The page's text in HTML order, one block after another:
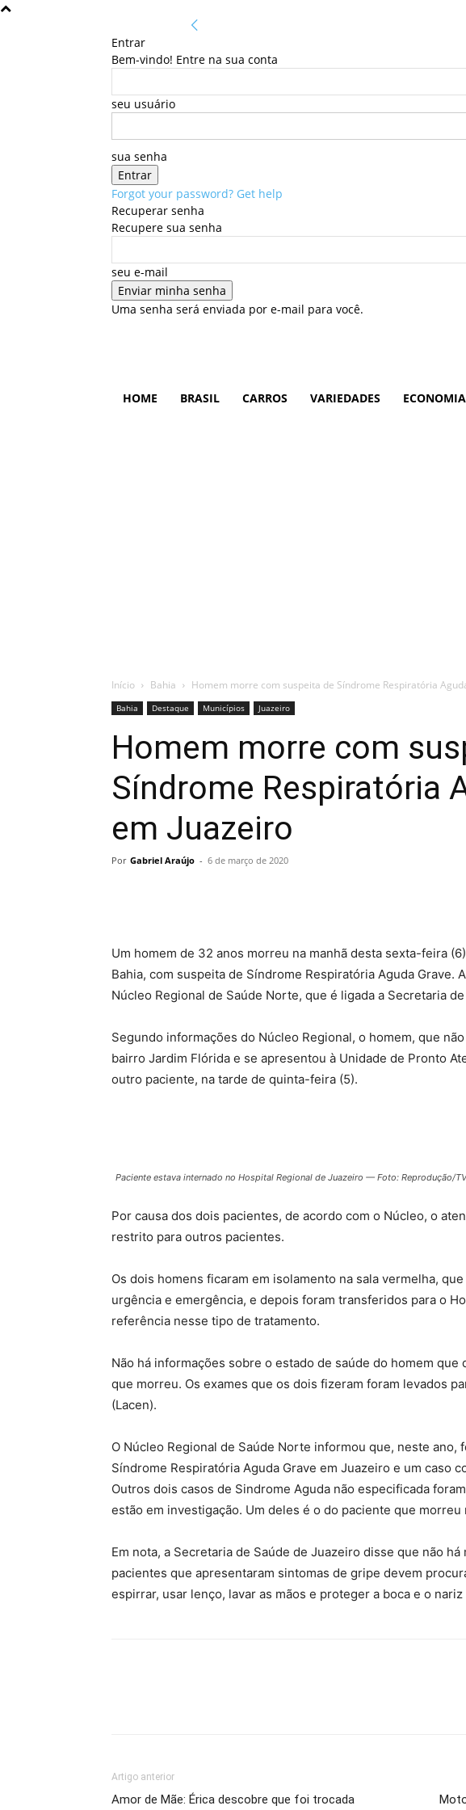
Entrar
Bem-vindo! Entre na sua conta
seu usuário
sua senha
Forgot your password? Get help
Recuperar senha
Recupere sua senha
seu e-mail
Uma senha será enviada por e-mail para você.
HOME
BRASIL CARROS VARIEDADES ECONOMIA
Início Bahia Homem morre com suspeita de Síndrome Respiratória
Bahia Destaque Municípios Juazeiro
Homem morre com
Síndrome Respiratória
em Juazeiro
Por Gabriel Araújo - 6 de março de 2020
Um homem de 32 anos morreu na manhã desta sexta-feira
Bahia, com suspeita de Síndrome Respiratória Aguda Grave.
Núcleo Regional de Saúde Norte, que é ligada a Secretaria
Segundo informações do Núcleo Regional, o homem, que
bairro Jardim Flórida e se apresentou à Unidade de Pronto
outro paciente, na tarde de quinta-feira (5).
Paciente estava internado no Hospital Regional de Juazeiro — Foto: Reprodução/
Por causa dos dois pacientes, de acordo com o Núcleo, o
restrito para outros pacientes.
Os dois homens ficaram em isolamento na sala vermelha,
urgência e emergência, e depois foram transferidos para o
referência nesse tipo de tratamento.
Não há informações sobre o estado de saúde do homem
que morreu. Os exames que os dois fizeram foram levados
(Lacen).
O Núcleo Regional de Saúde Norte informou que, neste ano,
Síndrome Respiratória Aguda Grave em Juazeiro e um caso
Outros dois casos de Sindrome Aguda não especificada
estão em investigação. Um deles é o do paciente que morreu
Em nota, a Secretaria de Saúde de Juazeiro disse que não
pacientes que apresentaram sintomas de gripe devem
espirrar, usar lenço, lavar as mãos e proteger a boca e o
Artigo anterior
Amor de Mãe: Érica descobre que foi trocada